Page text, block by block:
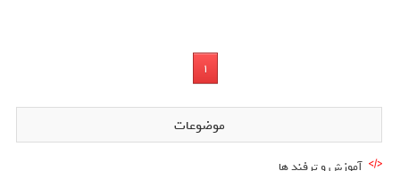
1
موضوعات
آموزش و ترفند ها